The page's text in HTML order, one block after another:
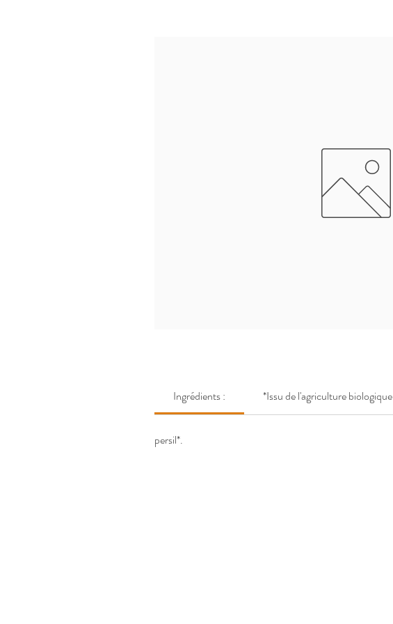
Ingrédients : *Issu de l'agriculture biologique
persil*.